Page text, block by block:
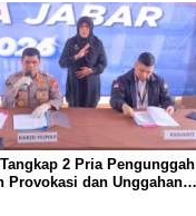
2 Pria Pengunggah
Provokasi dan Unggahan